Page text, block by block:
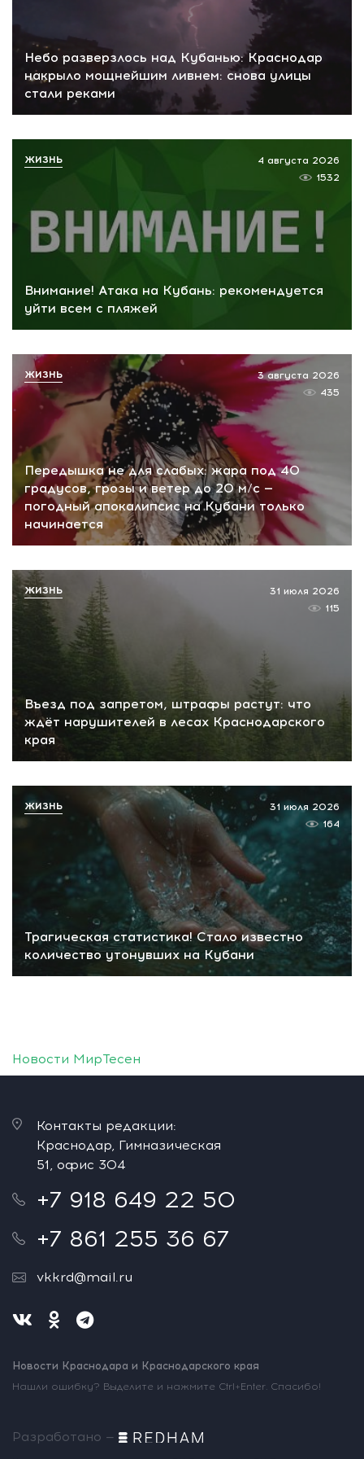
Небо разверзлось над Кубанью: Краснодар
накрыло мощнейшим ливнем: снова улицы
стали реками
Внимание! Атака на Кубань: рекомендуется
уйти всем с пляжей
4 августа 2026
1532
ЖИЗНЬ
Передышка не для слабых: жара под 40
градусов, грозы и ветер до 20 м/с —
погодный апокалипсис на Кубани только
начинается
3 августа 2026
435
ЖИЗНЬ
Въезд под запретом, штрафы растут: что
ждёт нарушителей в лесах Краснодарского
края
31 июля 2026
115
ЖИЗНЬ
Трагическая статистика! Стало известно
количество утонувших на Кубани
31 июля 2026
164
ЖИЗНЬ
Новости МирТесен
Контакты редакции:
Краснодар, Гимназическая
51, офис 304
+7 918 649 22 50
+7 861 255 36 67
vkkrd@mail.ru
Новости Краснодара и Краснодарского края
Нашли ошибку? Выделите и нажмите Ctrl+Enter. Спасибо!
Разработано —